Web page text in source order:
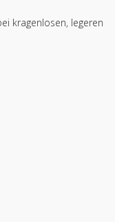
kragenlosen, legeren